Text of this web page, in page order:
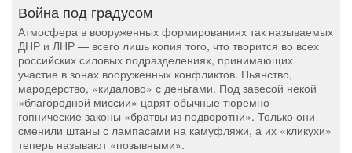
Война под градусом
Атмосфера в вооруженных формированиях так называемых
ДНР и ЛНР — всего лишь копия того, что творится во всех
российских силовых подразделениях, принимающих
участие в зонах вооруженных конфликтов. Пьянство,
мародерство, «кидалово» с деньгами. Под завесой некой
«благородной миссии» царят обычные тюремно-
гопнические законы «братвы из подворотни». Только они
сменили штаны с лампасами на камуфляжи, а их «кликухи»
теперь называют «позывными».